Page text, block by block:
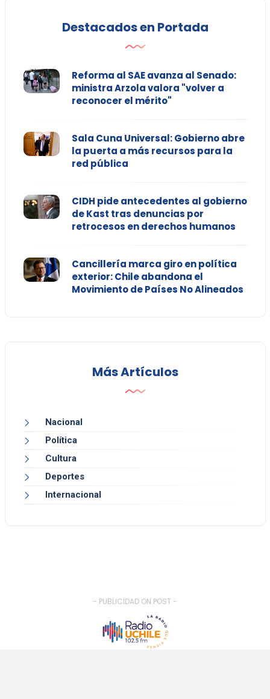
Destacados en Portada
Reforma al SAE avanza al Senado:
ministra Arzola valora "volver a
reconocer el mérito"
Sala Cuna Universal: Gobierno abre
la puerta a más recursos para la
red pública
CIDH pide antecedentes al gobierno
de Kast tras denuncias por
retrocesos en derechos humanos
Cancillería marca giro en política
exterior: Chile abandona el
Movimiento de Países No Alineados
Más Artículos
Nacional
Política
Cultura
Deportes
Internacional
- PUBLICIDAD ON POST -